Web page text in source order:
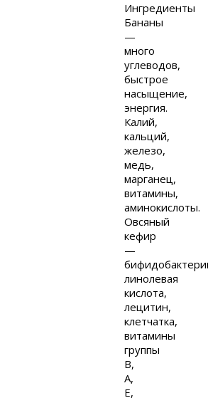
Ингредиенты
Бананы
—
много
углеводов,
быстрое
насыщение,
энергия.
Калий,
кальций,
железо,
медь,
марганец,
витамины,
аминокислоты.
Овсяный
кефир
—
линолевая
кислота,
лецитин,
клетчатка,
витамины
группы
В,
А,
Е,